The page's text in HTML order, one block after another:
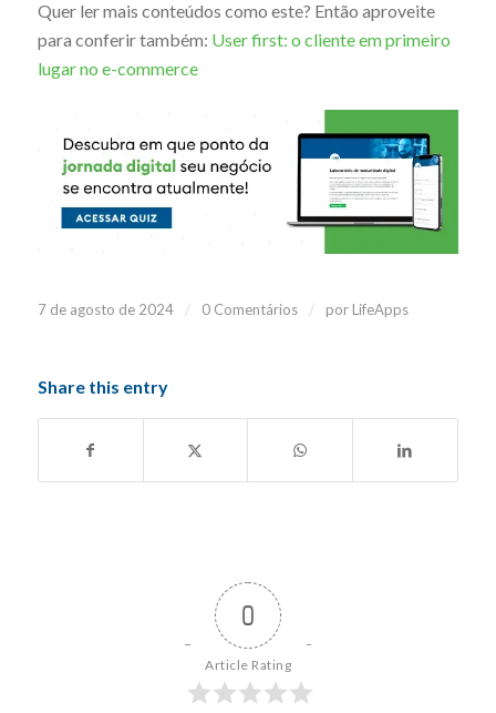
Quer ler mais conteúdos como este? Então aproveite
para conferir também: User first: o cliente em primeiro
lugar no e-commerce
7 de agosto de 2024 / 0 Comentários / por LifeApps
Share this entry
0
Article Rating